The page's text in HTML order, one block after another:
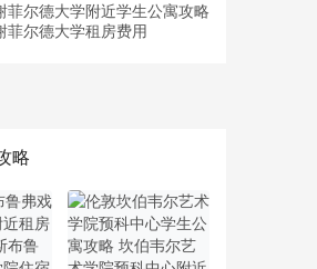
菲尔德大学附近学生公寓攻略
菲尔德大学租房费用
略